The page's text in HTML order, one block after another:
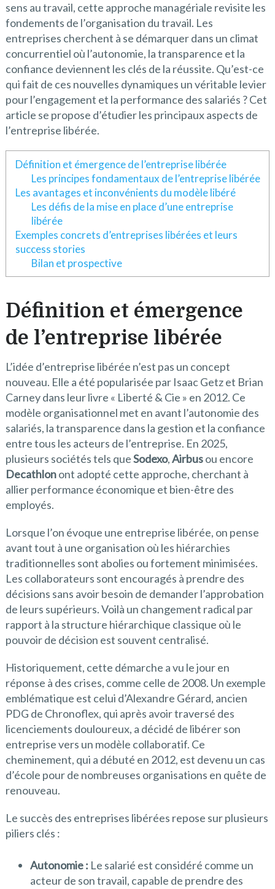
sens au travail, cette approche managériale revisite les
fondements de l’organisation du travail. Les
entreprises cherchent à se démarquer dans un climat
concurrentiel où l’autonomie, la transparence et la
confiance deviennent les clés de la réussite. Qu’est-ce
qui fait de ces nouvelles dynamiques un véritable levier
pour l’engagement et la performance des salariés ? Cet
article se propose d’étudier les principaux aspects de
l’entreprise libérée.
Définition et émergence de l’entreprise libérée
Les principes fondamentaux de l’entreprise libérée
Les avantages et inconvénients du modèle libéré
Les défis de la mise en place d’une entreprise
libérée
Exemples concrets d’entreprises libérées et leurs
success stories
Bilan et prospective
Définition et émergence
de l’entreprise libérée
L’idée d’entreprise libérée n’est pas un concept
nouveau. Elle a été popularisée par Isaac Getz et Brian
Carney dans leur livre « Liberté & Cie » en 2012. Ce
modèle organisationnel met en avant l’autonomie des
salariés, la transparence dans la gestion et la confiance
entre tous les acteurs de l’entreprise. En 2025,
plusieurs sociétés tels queSodexo,Airbusou encore
Decathlonont adopté cette approche, cherchant à
allier performance économique et bien-être des
employés.
Lorsque l’on évoque une entreprise libérée, on pense
avant tout à une organisation où les hiérarchies
traditionnelles sont abolies ou fortement minimisées.
Les collaborateurs sont encouragés à prendre des
décisions sans avoir besoin de demander l’approbation
de leurs supérieurs. Voilà un changement radical par
rapport à la structure hiérarchique classique où le
pouvoir de décision est souvent centralisé.
Historiquement, cette démarche a vu le jour en
réponse à des crises, comme celle de 2008. Un exemple
emblématique est celui d’Alexandre Gérard, ancien
PDG de Chronoflex, qui après avoir traversé des
licenciements douloureux, a décidé de libérer son
entreprise vers un modèle collaboratif. Ce
cheminement, qui a débuté en 2012, est devenu un cas
d’école pour de nombreuses organisations en quête de
renouveau.
Le succès des entreprises libérées repose sur plusieurs
piliers clés :
Autonomie : Le salarié est considéré comme un
acteur de son travail, capable de prendre des